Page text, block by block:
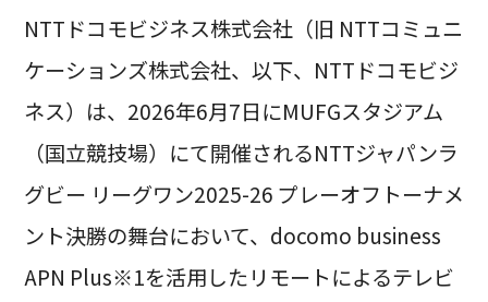
NTTドコモビジネス株式会社（旧 NTTコミュニ
ケーションズ株式会社、以下、NTTドコモビジ
ネス）は、2026年6月7日にMUFGスタジアム
（国立競技場）にて開催されるNTTジャパンラ
グビー リーグワン2025-26 プレーオフトーナメ
ント決勝の舞台において、docomo business
APN Plus※1を活用したリモートによるテレビ